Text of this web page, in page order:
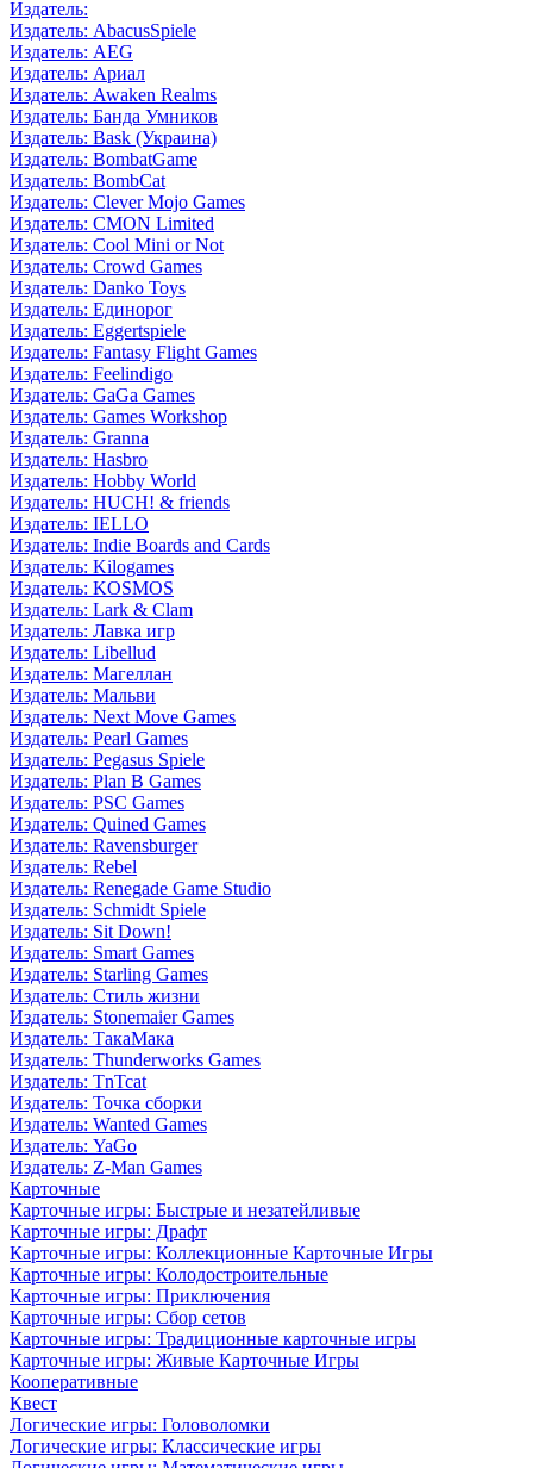
Издатель:
Издатель: AbacusSpiele
Издатель: AEG
Издатель: Ариал
Издатель: Awaken Realms
Издатель: Банда Умников
Издатель: Bask (Украина)
Издатель: BombatGame
Издатель: BombCat
Издатель: Clever Mojo Games
Издатель: CMON Limited
Издатель: Cool Mini or Not
Издатель: Crowd Games
Издатель: Danko Toys
Издатель: Единорог
Издатель: Eggertspiele
Издатель: Fantasy Flight Games
Издатель: Feelindigo
Издатель: GaGa Games
Издатель: Games Workshop
Издатель: Granna
Издатель: Hasbro
Издатель: Hobby World
Издатель: HUCH! & friends
Издатель: IELLO
Издатель: Indie Boards and Cards
Издатель: Kilogames
Издатель: KOSMOS
Издатель: Lark & Clam
Издатель: Лавка игр
Издатель: Libellud
Издатель: Магеллан
Издатель: Мальви
Издатель: Next Move Games
Издатель: Pearl Games
Издатель: Pegasus Spiele
Издатель: Plan B Games
Издатель: PSC Games
Издатель: Quined Games
Издатель: Ravensburger
Издатель: Rebel
Издатель: Renegade Game Studio
Издатель: Schmidt Spiele
Издатель: Sit Down!
Издатель: Smart Games
Издатель: Starling Games
Издатель: Стиль жизни
Издатель: Stonemaier Games
Издатель: ТакаМака
Издатель: Thunderworks Games
Издатель: TnTcat
Издатель: Точка сборки
Издатель: Wanted Games
Издатель: YaGo
Издатель: Z-Man Games
Карточные
Карточные игры: Быстрые и незатейливые
Карточные игры: Драфт
Карточные игры: Коллекционные Карточные Игры
Карточные игры: Колодостроительные
Карточные игры: Приключения
Карточные игры: Сбор сетов
Карточные игры: Традиционные карточные игры
Карточные игры: Живые Карточные Игры
Кооперативные
Квест
Логические игры: Головоломки
Логические игры: Классические игры